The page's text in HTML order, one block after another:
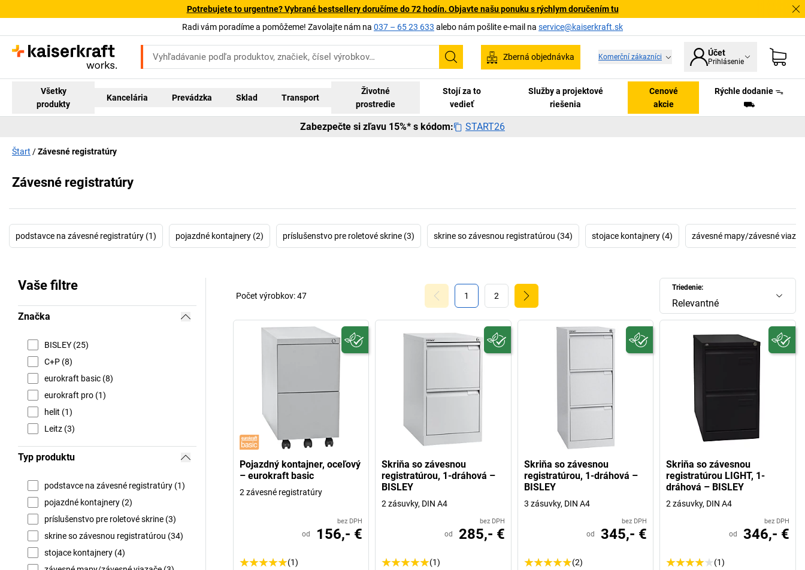
Potrebujete to urgentne? Vybrané bestsellery doručíme do 72 hodín. Objavte našu ponuku s rýchlym doručením tu
Radi vám poradíme a pomôžeme! Zavolajte nám na 037 – 65 23 633 alebo nám pošlite e-mail na service@kaiserkraft.sk
Vyhľadávanie
Zberná objednávka Komerční zákazníci Účet
Prihlásenie
Všetky
produkty
Kancelária Prevádzka Sklad Transport
Životné
prostredie
Stojí za to
vedieť
Služby a projektové
riešenia
Cenové
akcie
Rýchle dodanie ᯓ
⛟
Zabezpečte si zľavu 15%* s kódom: START26
Štart Závesné registratúry
Závesné registratúry
podstavce na závesné registratúry (1) pojazdné kontajnery (2) príslušenstvo pre roletové skrine (3) skrine so závesnou registratúrou (34) stojace kontajnery (4) závesné mapy/závesné
Vaše filtre
Značka
BISLEY (25)
C+P (8)
eurokraft basic (8)
eurokraft pro (1)
helit (1)
Leitz (3)
Typ produktu
podstavce na závesné registratúry (1)
pojazdné kontajnery (2)
príslušenstvo pre roletové skrine (3)
skrine so závesnou registratúrou (34)
stojace kontajnery (4)
Triedenie:
Relevantné
1 2
Počet výrobkov:47
Pojazdný kontajner, oceľový
– eurokraft basic
2 závesné registratúry
bez DPH
od 156,- €
(1)
Skriňa so závesnou
registratúrou, 1-dráhová –
BISLEY
2 zásuvky, DIN A4
bez DPH
od 285,- €
(1)
Skriňa so závesnou
registratúrou, 1-dráhová –
BISLEY
3 zásuvky, DIN A4
bez DPH
od 345,- €
(2)
Skriňa so závesnou
registratúrou LIGHT, 1-
dráhová – BISLEY
2 zásuvky, DIN A4
bez DPH
od 346,- €
(1)